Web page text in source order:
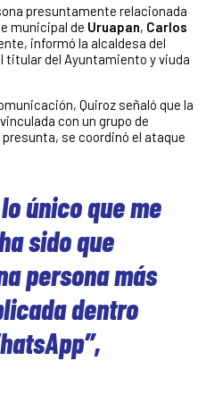
presuntamente relacionada
municipal de Uruapan, Carlos
informó la alcaldesa del
titular del Ayuntamiento y viuda
Quiroz señaló que la
con un grupo de
presunta, se coordinó el ataque
único que me
sido que
persona más
dentro